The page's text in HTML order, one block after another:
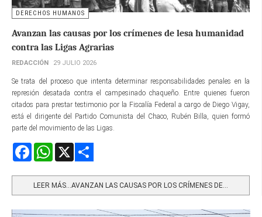
DERECHOS HUMANOS
Avanzan las causas por los crímenes de lesa humanidad
contra las Ligas Agrarias
REDACCIÓN 29 JULIO 2026
Se trata del proceso que intenta determinar responsabilidades penales en la
represión desatada contra el campesinado chaqueño. Entre quienes fueron
citados para prestar testimonio por la Fiscalía Federal a cargo de Diego Vigay,
está el dirigente del Partido Comunista del Chaco, Rubén Billa, quien formó
parte del movimiento de las Ligas.
FacebookWhatsApp
LEER MÁS…AVANZAN LAS CAUSAS POR LOS CRÍMENES DE...